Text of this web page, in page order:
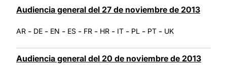
Audiencia general del 27 de noviembre de 2013
AR - DE - EN - ES - FR - HR - IT - PL - PT - UK
Audiencia general del 20 de noviembre de 2013